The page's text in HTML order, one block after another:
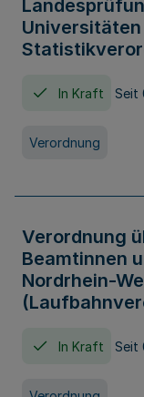
Universitäten
In Kraft Seit
Verordnung
Verordnung
Beamtinnen
Nordrhein-
In Kraft Seit